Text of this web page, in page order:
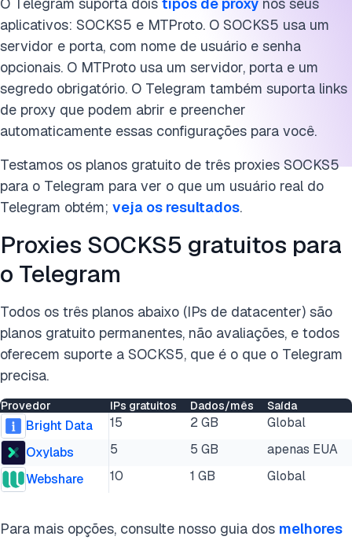
aplicativos: SOCKS5 e MTProto. O SOCKS5 usa um
servidor e porta, com nome de usuário e senha
opcionais. O MTProto usa um servidor, porta e um
segredo obrigatório. O Telegram também suporta links
de proxy que podem abrir e preencher
automaticamente essas configurações para você.
Testamos os planos gratuito de três proxies SOCKS5
para o Telegram para ver o que um usuário real do
Telegram obtém; veja os resultados.
Proxies SOCKS5 gratuitos para
o Telegram
Todos os três planos abaixo (IPs de datacenter) são
planos gratuito permanentes, não avaliações, e todos
oferecem suporte a SOCKS5, que é o que o Telegram
precisa.
Provedor IPs gratuitos Dados/mês Saída
Bright Data 15 2 GB
Global
Oxylabs
5 5 GB
apenas EUA
Webshare
10 1 GB Global
Para mais opções, consulte nosso guia dos melhores